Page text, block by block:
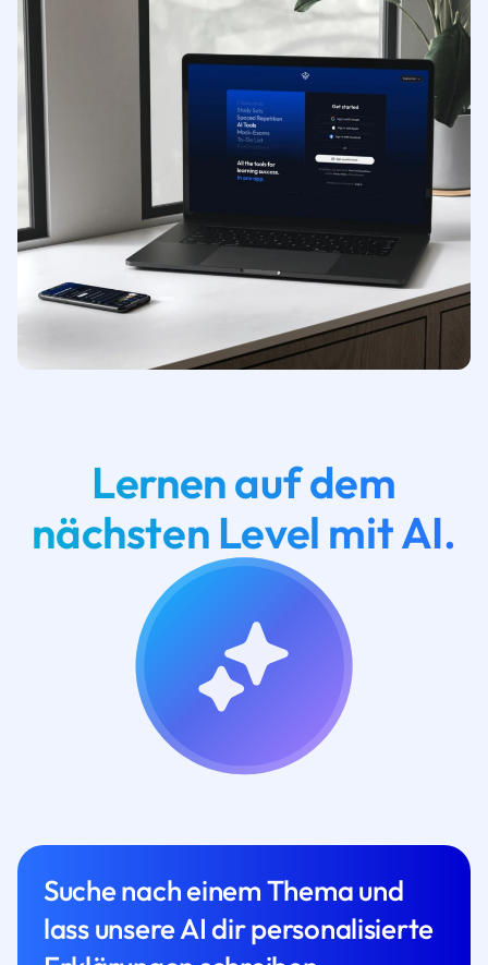
Lernen auf dem
nächsten Level mit AI.
Suche nach einem Thema und
lass unsere AI dir personalisierte